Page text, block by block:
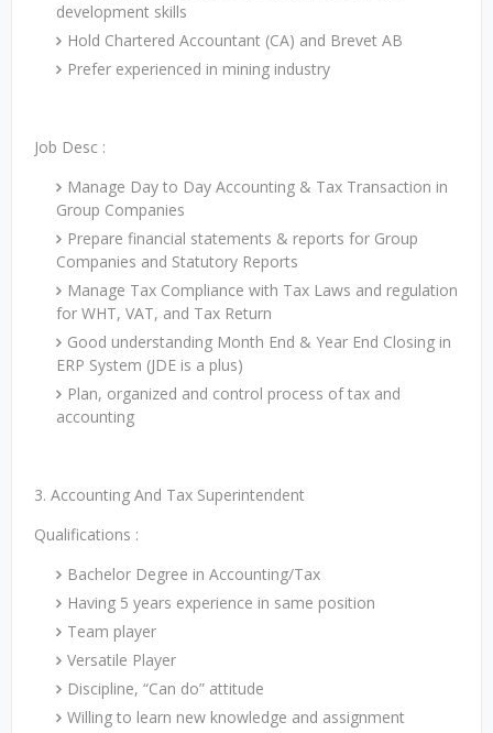
development skills
Hold Chartered Accountant (CA) and Brevet AB
Prefer experienced in mining industry
Job Desc :
Manage Day to Day Accounting & Tax Transaction in
Group Companies
Prepare financial statements & reports for Group
Companies and Statutory Reports
Manage Tax Compliance with Tax Laws and regulation
for WHT, VAT, and Tax Return
Good understanding Month End & Year End Closing in
ERP System (JDE is a plus)
Plan, organized and control process of tax and
accounting
3. Accounting And Tax Superintendent
Qualifications :
Bachelor Degree in Accounting/Tax
Having 5 years experience in same position
Team player
Versatile Player
Discipline, “Can do” attitude
Willing to learn new knowledge and assignment